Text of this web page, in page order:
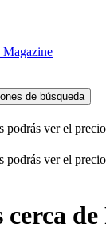
Magazine
de búsqueda
podrás ver el
podrás ver el
cerca